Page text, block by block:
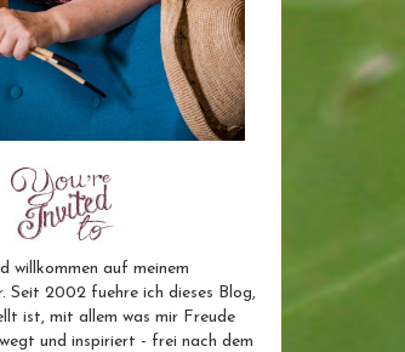
willkommen auf meinem
Seit 2002 fuehre ich dieses Blog,
ist, mit allem was mir Freude
und inspiriert - frei nach dem